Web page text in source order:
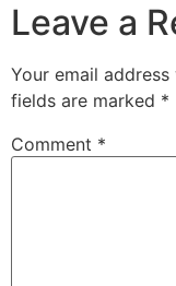
Leave a
Your email
fields are marked *
Comment *